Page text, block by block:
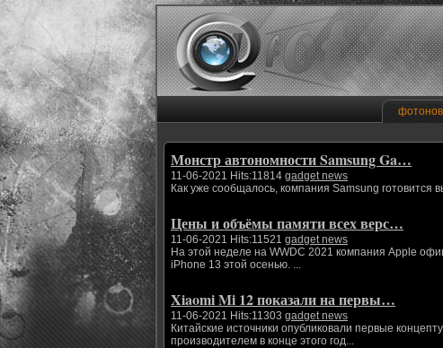
Монстр автономности Samsung Ga…
11-06-2021 Hits:11814 gadget news
Как уже сообщалось, компания Samsung готовится
Цены и объёмы памяти всех верс…
11-06-2021 Hits:11521 gadget news
На этой неделе на WWDC 2021 компания Apple
iPhone 13 этой осенью. ...
Xiaomi Mi 12 показали на первы…
11-06-2021 Hits:11303 gadget news
Китайские источники опубликовали первые
производителем в конце этого год...